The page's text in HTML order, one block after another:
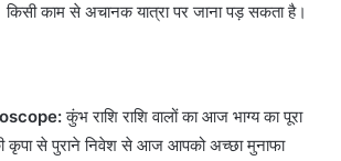
काम से अचानक यात्रा पर जाना पड़ सकता है।
कुंभ राशि राशि वालों का आज भाग्य का पूरा
कृपा से पुराने निवेश से आज आपको अच्छा मुनाफा